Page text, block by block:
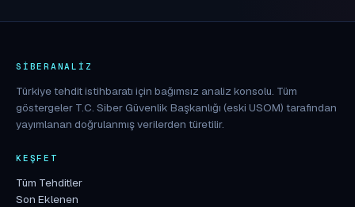
SIBERANALIZ
Türkiye tehdit istihbaratı için bağımsız analiz konsolu. Tüm
göstergeler T.C. Siber Güvenlik Başkanlığı (eski USOM) tarafından
yayımlanan doğrulanmış verilerden türetilir.
KEŞFET
Tüm Tehditler
Son Eklenen